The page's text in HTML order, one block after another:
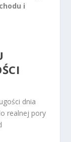
i
dnia
realnej pory